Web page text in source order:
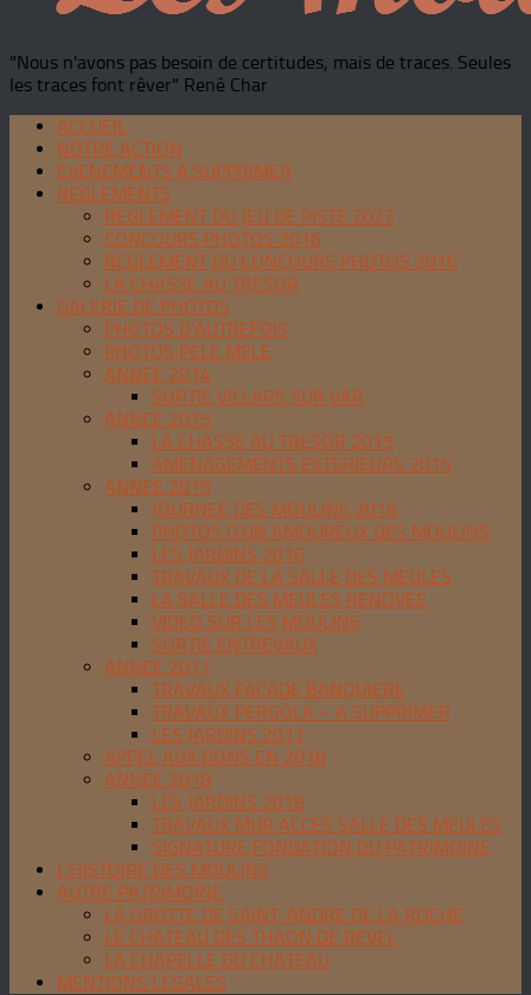
"Nous n'avons pas besoin de certitudes, mais de traces. Seules
les traces font rêver" René Char
ACCUEIL
NOTRE ACTION
EVENEMENTS A SUPPRIMER
REGLEMENTS
REGLEMENT DU JEU DE PISTE 2022
CONCOURS PHOTOS 2016
REGLEMENT DU CONCOURS PHOTOS 2016
LA CHASSE AU TRESOR
GALERIE DE PHOTOS
PHOTOS D’AUTREFOIS
PHOTOS PELE MELE
ANNEE 2014
SORTIE VILLARS SUR VAR
ANNEE 2015
LA CHASSE AU TRESOR 2015
AMENAGEMENTS EXTERIEURS 2015
ANNEE 2016
JOURNEE DES MOULINS 2016
PHOTOS D’UN AMOUREUX DES MOULINS
LES JARDINS 2016
TRAVAUX DE LA SALLE DES MEULES
LA SALLE DES MEULES RENOVEE
VIDEO SUR LES MOULINS
SORTIE ENTREVAUX
ANNEE 2017
TRAVAUX FACADE BANQUIERE
TRAVAUX PERGOLA – A SUPPRIMER
LES JARDINS 2017
APPEL AUX DONS EN 2018
ANNEE 2018
LES JARDINS 2018
TRAVAUX MUR ACCES SALLE DES MEULES
SIGNATURE FONDATION DU PATRIMOINE
L’HISTOIRE DES MOULINS
AUTRE PATRIMOINE
LA GROTTE DE SAINT-ANDRE DE LA ROCHE
LE CHATEAU DES THAON DE REVEL
LA CHAPELLE DU CHATEAU
MENTIONS LEGALES